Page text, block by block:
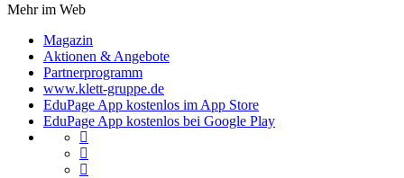
Mehr im Web
Magazin
Aktionen & Angebote
Partnerprogramm
www.klett-gruppe.de
EduPage App kostenlos im App Store
EduPage App kostenlos bei Google Play


